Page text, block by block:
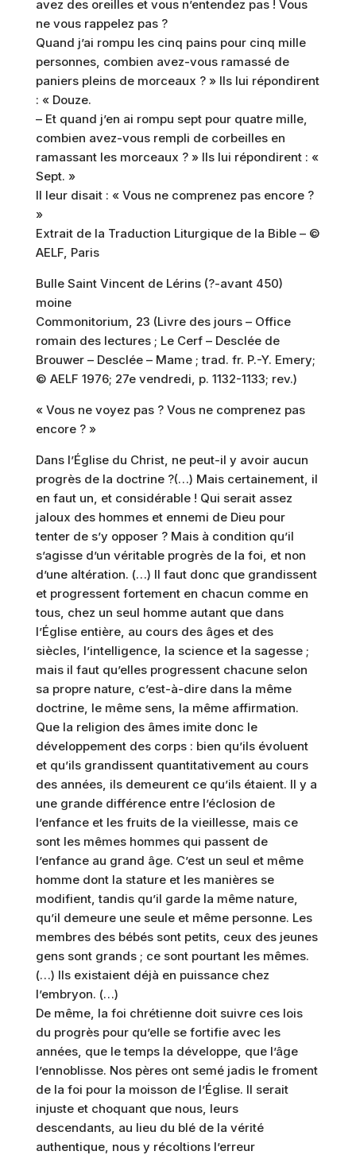
avez des oreilles et vous n’entendez pas ! Vous
ne vous rappelez pas ?
Quand j’ai rompu les cinq pains pour cinq mille
personnes, combien avez-vous ramassé de
paniers pleins de morceaux ? » Ils lui répondirent
: « Douze.
– Et quand j’en ai rompu sept pour quatre mille,
combien avez-vous rempli de corbeilles en
ramassant les morceaux ? » Ils lui répondirent : «
Sept. »
Il leur disait : « Vous ne comprenez pas encore ?
»
Extrait de la Traduction Liturgique de la Bible – ©
AELF, Paris
Bulle Saint Vincent de Lérins (?-avant 450)
moine
Commonitorium, 23 (Livre des jours – Office
romain des lectures ; Le Cerf – Desclée de
Brouwer – Desclée – Mame ; trad. fr. P.-Y. Emery;
© AELF 1976; 27e vendredi, p. 1132-1133; rev.)
« Vous ne voyez pas ? Vous ne comprenez pas
encore ? »
Dans l’Église du Christ, ne peut-il y avoir aucun
progrès de la doctrine ?(…) Mais certainement, il
en faut un, et considérable ! Qui serait assez
jaloux des hommes et ennemi de Dieu pour
tenter de s’y opposer ? Mais à condition qu’il
s’agisse d’un véritable progrès de la foi, et non
d’une altération. (…) Il faut donc que grandissent
et progressent fortement en chacun comme en
tous, chez un seul homme autant que dans
l’Église entière, au cours des âges et des
siècles, l’intelligence, la science et la sagesse ;
mais il faut qu’elles progressent chacune selon
sa propre nature, c’est-à-dire dans la même
doctrine, le même sens, la même affirmation.
Que la religion des âmes imite donc le
développement des corps : bien qu’ils évoluent
et qu’ils grandissent quantitativement au cours
des années, ils demeurent ce qu’ils étaient. Il y a
une grande différence entre l’éclosion de
l’enfance et les fruits de la vieillesse, mais ce
sont les mêmes hommes qui passent de
l’enfance au grand âge. C’est un seul et même
homme dont la stature et les manières se
modifient, tandis qu’il garde la même nature,
qu’il demeure une seule et même personne. Les
membres des bébés sont petits, ceux des jeunes
gens sont grands ; ce sont pourtant les mêmes.
(…) Ils existaient déjà en puissance chez
l’embryon. (…)
De même, la foi chrétienne doit suivre ces lois
du progrès pour qu’elle se fortifie avec les
années, que le temps la développe, que l’âge
l’ennoblisse. Nos pères ont semé jadis le froment
de la foi pour la moisson de l’Église. Il serait
injuste et choquant que nous, leurs
descendants, au lieu du blé de la vérité
authentique, nous y récoltions l’erreur